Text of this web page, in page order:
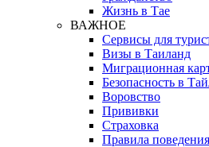
Жизнь в Тае
ВАЖНОЕ
Сервисы для
Визы в Таиланд
Миграционная
Безопасность в
Воровство
Прививки
Страховка
Правила поведения